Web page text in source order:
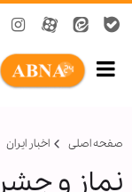
صفحه اصلی اخبار ایران
نماز و